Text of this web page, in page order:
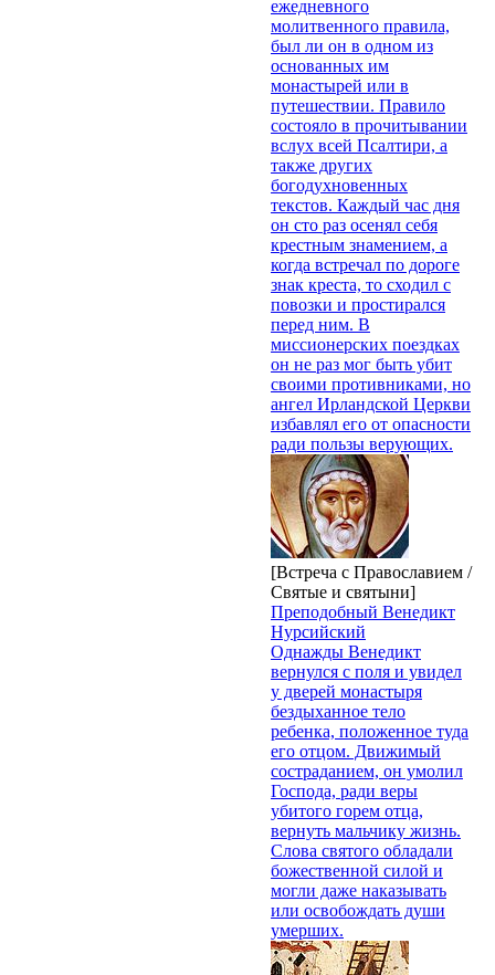
ежедневного
молитвенного правила,
был ли он в одном из
основанных им
монастырей или в
путешествии. Правило
состояло в прочитывании
вслух всей Псалтири, а
также других
богодухновенных
текстов. Каждый час дня
он сто раз осенял себя
крестным знамением, а
когда встречал по дороге
знак креста, то сходил с
повозки и простирался
перед ним. В
миссионерских поездках
он не раз мог быть убит
своими противниками, но
ангел Ирландской Церкви
избавлял его от опасности
ради пользы верующих.
[Встреча с Православием /
Святые и святыни]
Преподобный Венедикт
Нурсийский
Однажды Венедикт
вернулся с поля и увидел
у дверей монастыря
бездыханное тело
ребенка, положенное туда
его отцом. Движимый
состраданием, он умолил
Господа, ради веры
убитого горем отца,
вернуть мальчику жизнь.
Слова святого обладали
божественной силой и
могли даже нака­зывать
или освобождать души
умерших.